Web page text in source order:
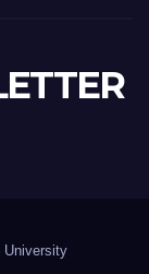
University